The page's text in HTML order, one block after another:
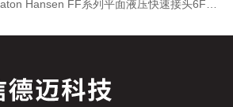
Hansen FF系列平面液压快速接头6FFP56UN